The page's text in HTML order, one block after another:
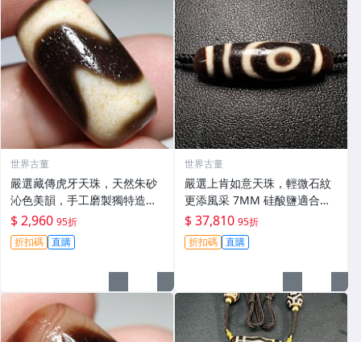
世界古董
嚴選藏傳虎牙天珠，天然朱砂
沁色美韻，手工磨製獨特造
型，久養包漿光澤，尺寸m
m，天珠 天然朱砂 沁色
$ 2,960 95折
折扣碼 直購
世界古董
嚴選上肯如意天珠，輕微石紋
更添風采 7MM 硅酸鹽適合收
藏 天珠 硅酸鹽 收藏
$ 37,810 95折
折扣碼 直購